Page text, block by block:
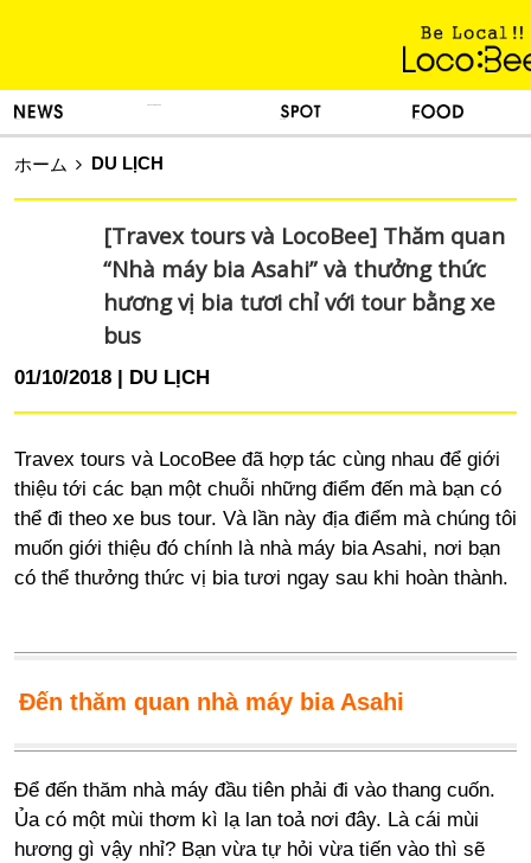
ホーム DU LỊCH
[Travex tours và LocoBee] Thăm quan
“Nhà máy bia Asahi” và thưởng thức
hương vị bia tươi chỉ với tour bằng xe
bus
01/10/2018 DU LỊCH
Travex tours và LocoBee đã hợp tác cùng nhau để giới
thiệu tới các bạn một chuỗi những điểm đến mà bạn có
thể đi theo xe bus tour. Và lần này địa điểm mà chúng tôi
muốn giới thiệu đó chính là nhà máy bia Asahi, nơi bạn
có thể thưởng thức vị bia tươi ngay sau khi hoàn thành.
Đến thăm quan nhà máy bia Asahi
Để đến thăm nhà máy đầu tiên phải đi vào thang cuốn.
Ủa có một mùi thơm kì lạ lan toả nơi đây. Là cái mùi
hương gì vậy nhỉ? Bạn vừa tự hỏi vừa tiến vào thì sẽ